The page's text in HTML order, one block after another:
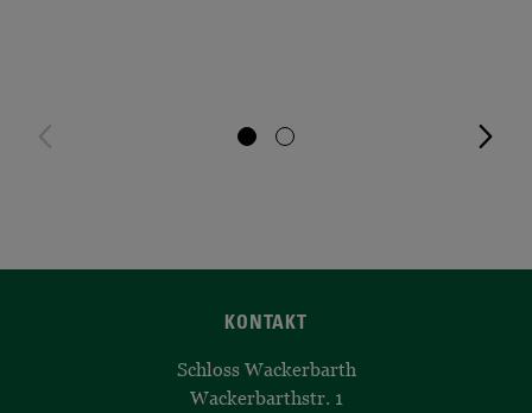
KONTAKT
Schloss Wackerbarth
Wackerbarthstr. 1